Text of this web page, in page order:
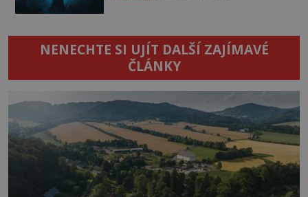
NENECHTE SI UJÍT DALŠÍ ZAJÍMAVÉ
ČLÁNKY